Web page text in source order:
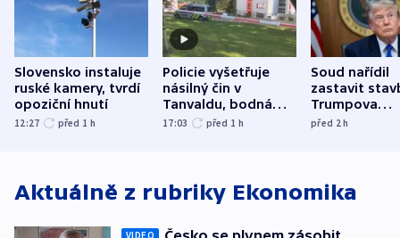
Slovensko instaluje
ruské kamery, tvrdí
opoziční hnutí
12:27 před 1 h
Policie vyšetřuje
násilný čin v
Tanvaldu, bodná
zranění při něm
17:03 před 1 h
Soud nařídil
zastavit
Trumpova
tanečního
před 2h
Aktuálně z rubriky Ekonomika
VIDEO